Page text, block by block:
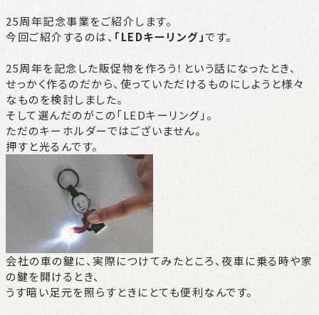
25周年記念事業をご紹介します。
今回ご紹介するのは、 「LEDキーリング」です。
25周年を記念した販促物を作ろう！という話になったとき、
せっかく作るのだから、使っていただけるものにしようと様々
なものを検討しました。
そして選んだのがこの「LEDキーリング」。
ただのキーホルダーではございません。
押すと光るんです。
会社の車の鍵に、実際につけてみたところ、夜車に乗る時や家
の鍵を開けるとき、
うす暗い足元を照らすときにとても便利なんです。